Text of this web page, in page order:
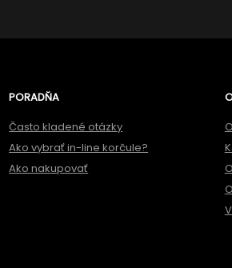
PORADŇA
Často kladené otázky
Ako vybrať in-line korčule?
Ako nakupovať